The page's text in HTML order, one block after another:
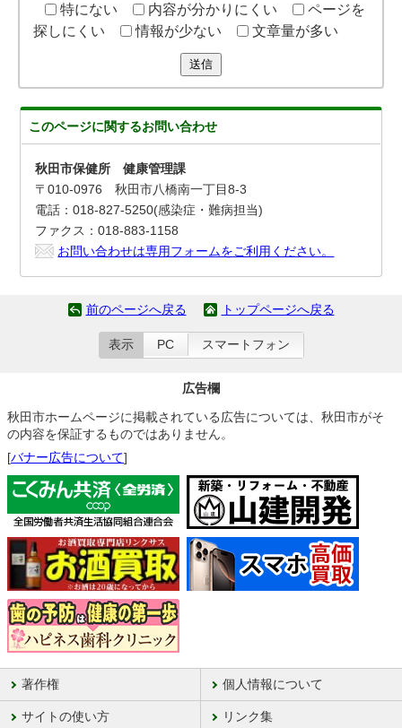
特にない
内容が分かりにくい
ページを
探しにくい
情報が少ない 文章量が多い
送信
このページに関するお問い合わせ
秋田市保健所 健康管理課
〒010-0976 秋田市八橋南一丁目8-3
電話：018-827-5250(感染症・難病担当)
ファクス：018-883-1158
お問い合わせは専用フォームをご利用ください。
前のページへ戻る トップページへ戻る
表示 PC スマートフォン
広告欄
秋田市ホームページに掲載されている広告については、秋田市がそ
の内容を保証するものではありません。
[バナー広告について]
著作権 個人情報について
サイトの使い方 リンク集